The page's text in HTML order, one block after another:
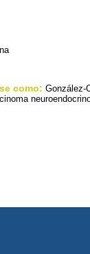
como: González-